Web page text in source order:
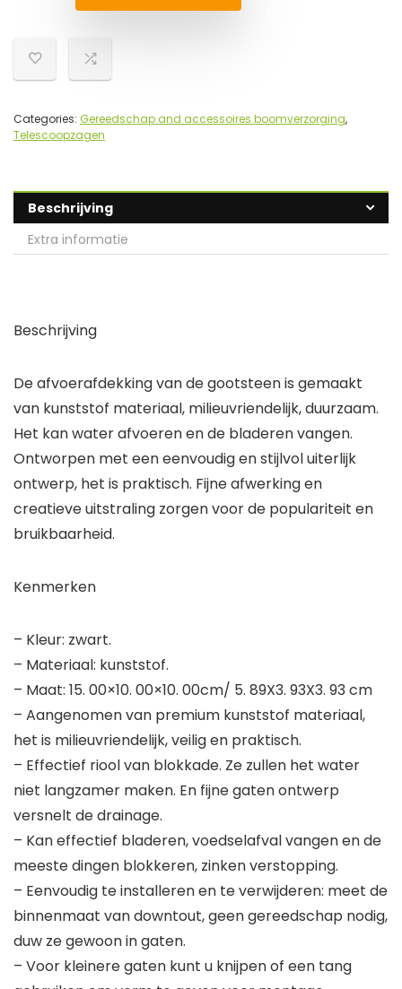
Categories: Gereedschap and accessoires boomverzorging,
Telescoopzagen
Beschrijving
Extra informatie
Beschrijving
De afvoerafdekking van de gootsteen is gemaakt
van kunststof materiaal, milieuvriendelijk, duurzaam.
Het kan water afvoeren en de bladeren vangen.
Ontworpen met een eenvoudig en stijlvol uiterlijk
ontwerp, het is praktisch. Fijne afwerking en
creatieve uitstraling zorgen voor de populariteit en
bruikbaarheid.
Kenmerken
– Kleur: zwart.
– Materiaal: kunststof.
– Maat: 15. 00×10. 00×10. 00cm/ 5. 89X3. 93X3. 93 cm
– Aangenomen van premium kunststof materiaal,
het is milieuvriendelijk, veilig en praktisch.
– Effectief riool van blokkade. Ze zullen het water
niet langzamer maken. En fijne gaten ontwerp
versnelt de drainage.
– Kan effectief bladeren, voedselafval vangen en de
meeste dingen blokkeren, zinken verstopping.
– Eenvoudig te installeren en te verwijderen: meet de
binnenmaat van downtout, geen gereedschap nodig,
duw ze gewoon in gaten.
– Voor kleinere gaten kunt u knijpen of een tang